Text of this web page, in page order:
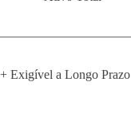
+ Exigível a Longo Prazo